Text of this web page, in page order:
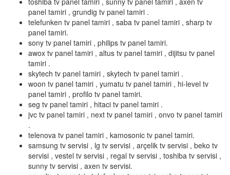
panel tamiri , grundig tv panel tamiri .
telefunken tv panel tamiri , saba tv panel tamiri , sharp tv
panel tamiri.
sony tv panel tamiri , philips tv panel tamiri.
awox tv panel tamiri , altus tv panel tamiri , dijitsu tv panel
tamiri .
skytech tv panel tamiri , skytech tv panel tamiri .
woon tv panel tamiri , yumatu tv panel tamiri , hi-level tv
panel tamiri , profilo tv panel tamiri.
seg tv panel tamiri , hitaci tv panel tamiri .
jvc tv panel tamiri , next tv panel tamiri , onvo tv panel tamiri
.
telenova tv panel tamiri , kamosonic tv panel tamiri.
samsung tv servisi , lg tv servisi , arçelik tv servisi , beko tv
servisi , vestel tv servisi , regal tv servisi , toshiba tv servisi ,
sunny tv servisi , axen tv servisi.